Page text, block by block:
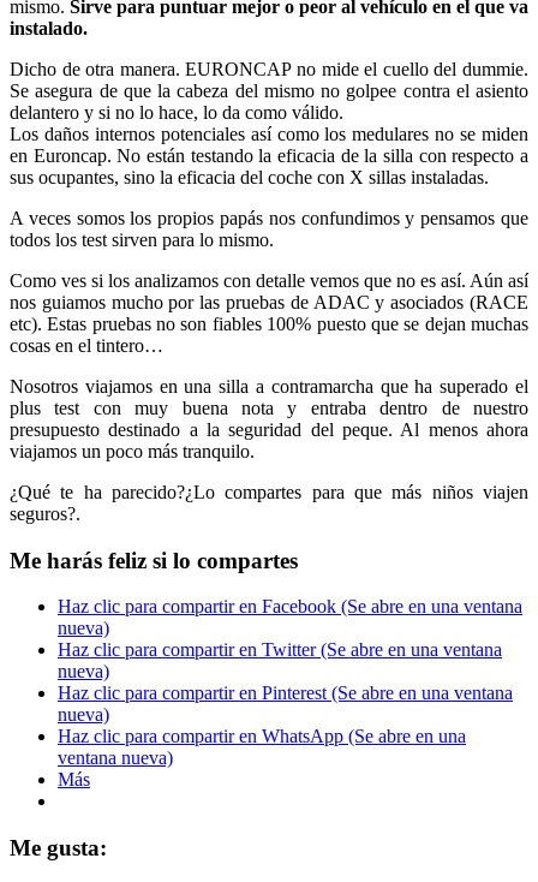
mismo. Sirve para puntuar mejor o peor al vehículo en el que va
instalado.
Dicho de otra manera. EURONCAP no mide el cuello del dummie.
Se asegura de que la cabeza del mismo no golpee contra el asiento
delantero y si no lo hace, lo da como válido.
Los daños internos potenciales así como los medulares no se miden
en Euroncap. No están testando la eficacia de la silla con respecto a
sus ocupantes, sino la eficacia del coche con X sillas instaladas.
A veces somos los propios papás nos confundimos y pensamos que
todos los test sirven para lo mismo.
Como ves si los analizamos con detalle vemos que no es así. Aún así
nos guiamos mucho por las pruebas de ADAC y asociados (RACE
etc). Estas pruebas no son fiables 100% puesto que se dejan muchas
cosas en el tintero…
Nosotros viajamos en una silla a contramarcha que ha superado el
plus test con muy buena nota y entraba dentro de nuestro
presupuesto destinado a la seguridad del peque. Al menos ahora
viajamos un poco más tranquilo.
¿Qué te ha parecido?¿Lo compartes para que más niños viajen
seguros?.
Me harás feliz si lo compartes
Haz clic para compartir en Facebook (Se abre en una ventana
nueva)
Haz clic para compartir en Twitter (Se abre en una ventana
nueva)
Haz clic para compartir en Pinterest (Se abre en una ventana
nueva)
Haz clic para compartir en WhatsApp (Se abre en una
ventana nueva)
Más
Me gusta: